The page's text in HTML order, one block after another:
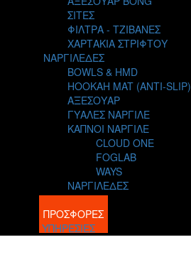
ΣΙΤΕΣ
ΦΙΛΤΡΑ - ΤΖΙΒΑΝΕΣ
ΧΑΡΤΑΚΙΑ ΣΤΡΙΦΤΟΥ
ΝΑΡΓΙΛΕΔΕΣ
BOWLS & HMD
HOOKAH MAT (ANTI-SLIP)
ΑΞΕΣΟΥΑΡ
ΓΥΑΛΕΣ ΝΑΡΓΙΛΕ
ΚΑΠΝΟΙ ΝΑΡΓΙΛΕ
CLOUD ONE
FOGLAB
WAYS
ΝΑΡΓΙΛΕΔΕΣ
BLOG
ΠΡΟΣΦΟΡΕΣ
ΥΠΗΡΕΣΙΕΣ